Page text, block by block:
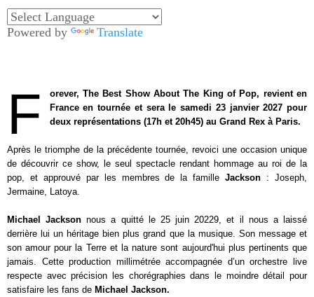
Powered by Translate
F
orever, The Best Show About The King of Pop, revient en
France en tournée et sera le samedi 23 janvier 2027 pour
deux représentations (17h et 20h45) au Grand Rex à Paris.
Après le triomphe de la précédente tournée, revoici une occasion unique
de découvrir ce show, le seul spectacle rendant hommage au roi de la
pop, et approuvé par les membres de la famille Jackson : Joseph,
Jermaine, Latoya.
Michael Jackson nous a quitté le 25 juin 20229, et il nous a laissé
derrière lui un héritage bien plus grand que la musique. Son message et
son amour pour la Terre et la nature sont aujourd'hui plus pertinents que
jamais. Cette production millimétrée accompagnée d’un orchestre live
respecte avec précision les chorégraphies dans le moindre détail pour
satisfaire les fans de Michael Jackson.